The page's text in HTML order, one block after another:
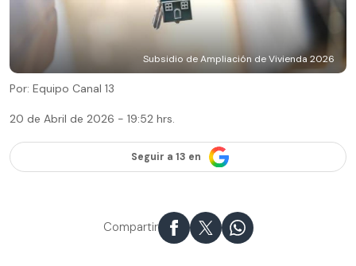
Subsidio de Ampliación de Vivienda 2026
Por: Equipo Canal 13
20 de Abril de 2026 - 19:52 hrs.
Seguir a 13 en
Compartir